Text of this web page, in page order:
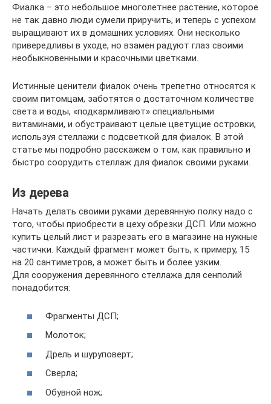
Фиалка – это небольшое многолетнее растение, которое
не так давно люди сумели приручить, и теперь с успехом
выращивают их в домашних условиях. Они несколько
привередливы в уходе, но взамен радуют глаз своими
необыкновенными и красочными цветками.
Истинные ценители фиалок очень трепетно относятся к
своим питомцам, заботятся о достаточном количестве
света и воды, «подкармливают» специальными
витаминами, и обустраивают целые цветущие островки,
используя стеллажи с подсветкой для фиалок. В этой
статье мы подробно расскажем о том, как правильно и
быстро соорудить стеллаж для фиалок своими руками.
Из дерева
Начать делать своими руками деревянную полку надо с
того, чтобы приобрести в цеху обрезки ДСП. Или можно
купить целый лист и разрезать его в магазине на нужные
частички. Каждый фрагмент может быть, к примеру, 15
на 20 сантиметров, а может быть и более узким.
Для сооружения деревянного стеллажа для сенполий
понадобится:
Фрагменты ДСП;
Молоток;
Дрель и шуруповерт;
Сверла;
Обувной нож;